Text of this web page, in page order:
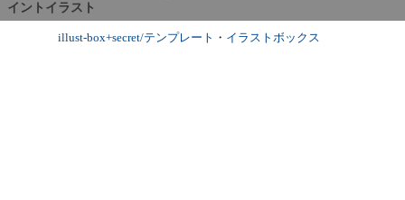
イントイラスト
illust-box+secret/テンプレート ・ イラストボックス